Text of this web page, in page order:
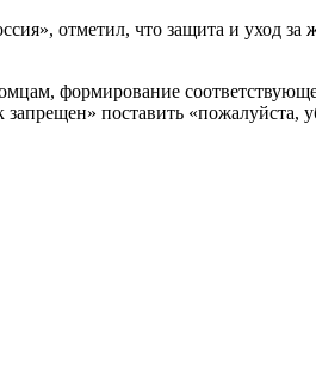
отметил, что защита и уход
формирование
поставить «пожалуйста,